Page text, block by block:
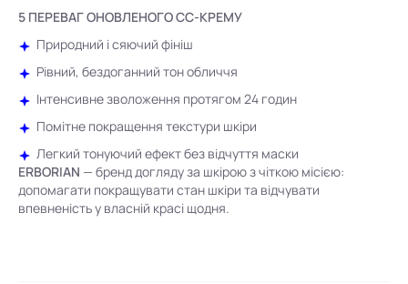
5 ПЕРЕВАГ ОНОВЛЕНОГО CC-КРЕМУ
Природний і сяючий фініш
Рівний, бездоганний тон обличчя
Інтенсивне зволоження протягом 24 годин
Помітне покращення текстури шкіри
Легкий тонуючий ефект без відчуття маски
ERBORIAN — бренд догляду за шкірою з чіткою місією:
допомагати покращувати стан шкіри та відчувати
впевненість у власній красі щодня.